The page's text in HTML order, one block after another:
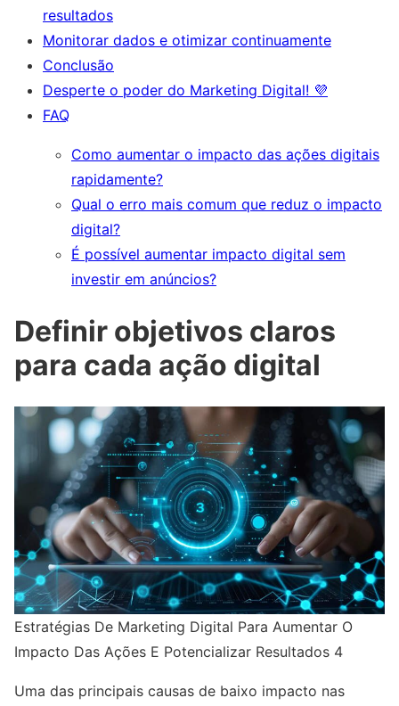
resultados
Monitorar dados e otimizar continuamente
Conclusão
Desperte o poder do Marketing Digital! 💜
FAQ
Como aumentar o impacto das ações digitais
rapidamente?
Qual o erro mais comum que reduz o impacto
digital?
É possível aumentar impacto digital sem
investir em anúncios?
Definir objetivos claros
para cada ação digital
Estratégias De Marketing Digital Para Aumentar O
Impacto Das Ações E Potencializar Resultados 4
Uma das principais causas de baixo impacto nas